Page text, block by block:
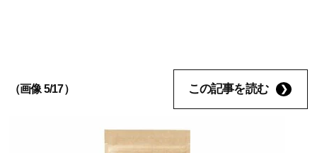
（画像 5/17） この記事を読む